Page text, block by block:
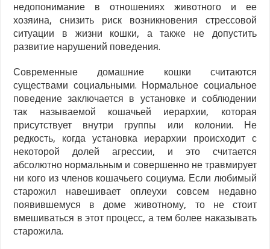
недопонимание в отношениях животного и ее
хозяина, снизить риск возникновения стрессовой
ситуации в жизни кошки, а также не допустить
развитие нарушений поведения.
Современные домашние кошки считаются
существами социальными. Нормальное социальное
поведение заключается в установке и соблюдении
так называемой кошачьей иерархии, которая
присутствует внутри группы или колонии. Не
редкость, когда установка иерархии происходит с
некоторой долей агрессии, и это считается
абсолютно нормальным и совершенно не травмирует
ни кого из членов кошачьего социума. Если любимый
старожил навешивает оплеухи совсем недавно
появившемуся в доме животному, то не стоит
вмешиваться в этот процесс, а тем более наказывать
старожила.